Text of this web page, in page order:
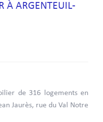
À ARGENTEUIL-
de 316 logements en
Jaurès, rue du Val Notre